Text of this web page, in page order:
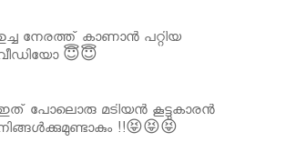
നേരത്ത് കാണാൻ പറ്റിയ
😇😇
പോലൊരു മടിയൻ കൂട്ടുകാരൻ
!!😝😝😝